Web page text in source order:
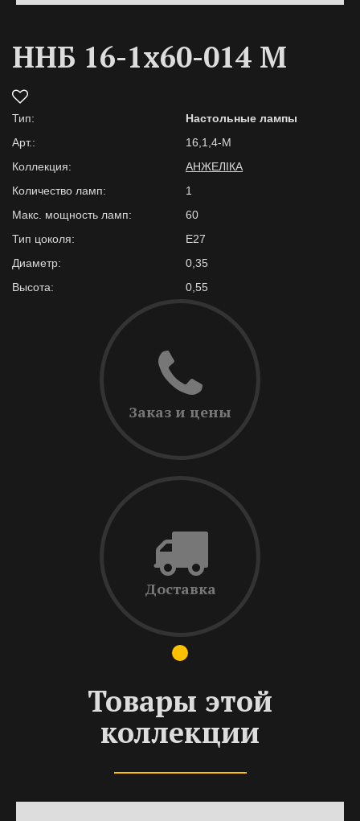
ННБ 16-1х60-014 M
Тип:
Настольные лампы
Арт.:
16,1,4-M
Коллекция:
АНЖЕЛІКА
Количество ламп:
1
Макс. мощность ламп:
60
Тип цоколя:
E27
Диаметр:
0,35
Высота:
0,55
Заказ и цены
Доставка
Товары этой
коллекции